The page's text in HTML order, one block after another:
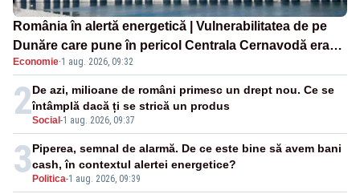
România în alertă energetică | Vulnerabilitatea de pe
Dunăre care pune în pericol Centrala Cernavodă era
cunoscută de pe vremea lui Ceaușescu
Economie·1 aug. 2026, 09:32
2Social -1 aug. 2026, 09:37
De azi, milioane de români primesc un drept nou. Ce se
întâmplă dacă ți se strică un produs
3 Politica-1 aug. 2026, 09:39
Piperea, semnal de alarmă. De ce este bine să avem bani
cash, în contextul alertei energetice?